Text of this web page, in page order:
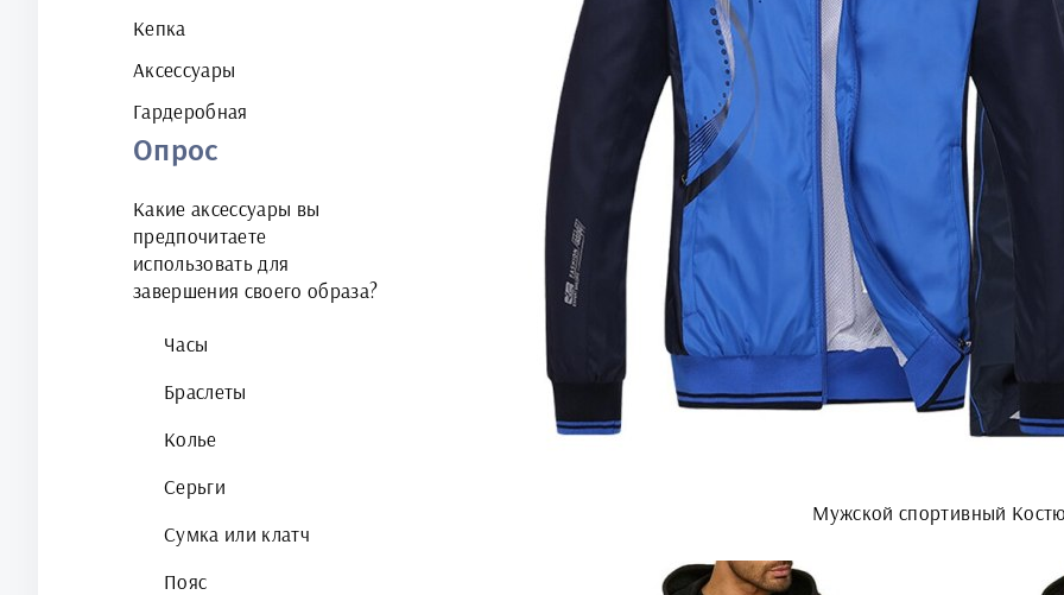
Кепка
Аксессуары
Гардеробная
Опрос
Какие аксессуары вы
предпочитаете
использовать для
завершения своего образа?
Часы
Браслеты
Колье
Серьги
Сумка или клатч
Пояс
Мужской спортивный